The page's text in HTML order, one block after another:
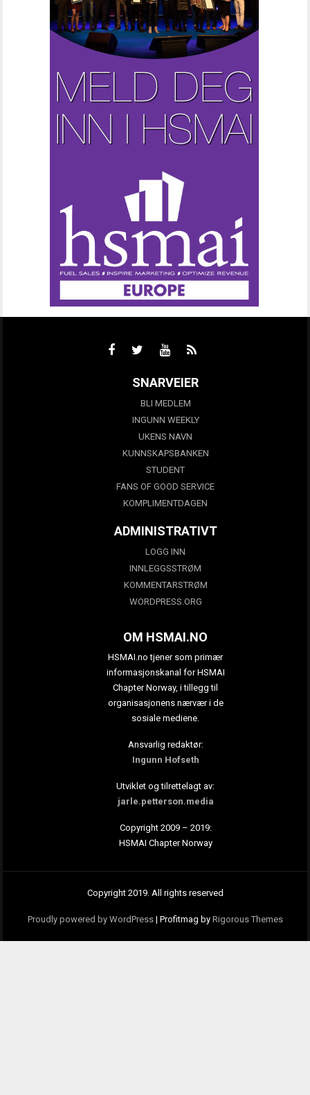
SNARVEIER
BLI MEDLEM
INGUNN WEEKLY
UKENS NAVN
KUNNSKAPSBANKEN
STUDENT
FANS OF GOOD SERVICE
KOMPLIMENTDAGEN
ADMINISTRATIVT
LOGG INN
INNLEGGSSTRØM
KOMMENTARSTRØM
WORDPRESS.ORG
OM HSMAI.NO
HSMAI.no tjener som primær
informasjonskanal for HSMAI
Chapter Norway, i tillegg til
organisasjonens nærvær i de
sosiale mediene.
Ansvarlig redaktør:
Ingunn Hofseth
Utviklet og tilrettelagt av:
jarle.petterson.media
Copyright 2009 – 2019:
HSMAI Chapter Norway
Copyright 2019. All rights reserved
Proudly powered by WordPress | Profitmag by Rigorous Themes